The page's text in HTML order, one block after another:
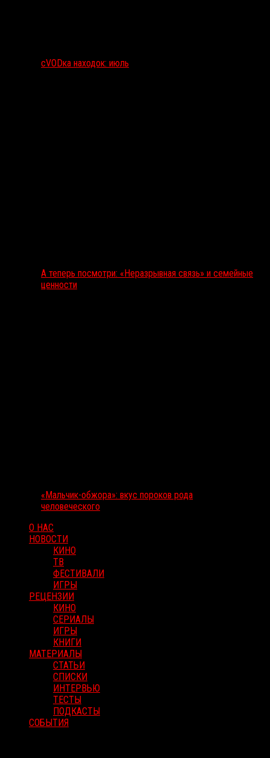
сVODка находок: июль
А теперь посмотри: «Неразрывная связь» и семейные
ценности
«Мальчик-обжора»: вкус пороков рода
человеческого
О НАС
НОВОСТИ
КИНО
ТВ
ФЕСТИВАЛИ
ИГРЫ
РЕЦЕНЗИИ
КИНО
СЕРИАЛЫ
ИГРЫ
КНИГИ
МАТЕРИАЛЫ
СТАТЬИ
СПИСКИ
ИНТЕРВЬЮ
ТЕСТЫ
ПОДКАСТЫ
СОБЫТИЯ